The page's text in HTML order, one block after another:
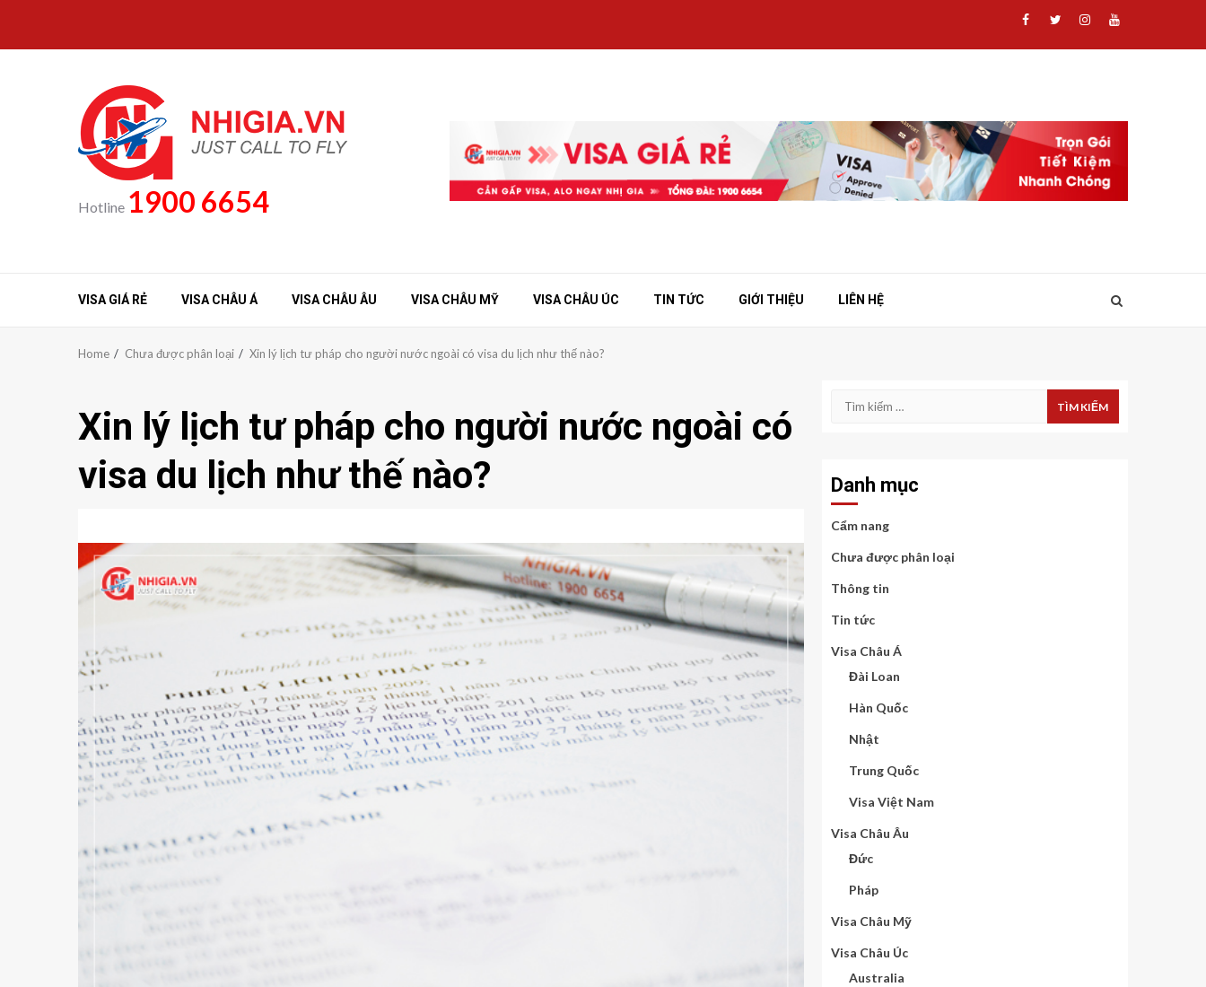
content
Facebook
TwitterInstagram
Youtube
Hotline 1900 6654
VISA GIÁ RẺ VISA CHÂU Á VISA CHÂU ÂU VISA CHÂU MỸ VISA CHÂU ÚC TIN TỨC GIỚI THIỆU LIÊN HỆ
Home Chưa được phân loại Xin lý lịch tư pháp cho người nước ngoài có visa du lịch như thế nào?
Xin lý lịch tư pháp cho người nước ngoài có
visa du lịch như thế nào?
Tìm
Danh mục
Cẩm nang
Chưa được phân loại
Thông tin
Tin tức
Visa Châu Á
Đài Loan
Hàn Quốc
Nhật
Trung Quốc
Visa Việt Nam
Visa Châu Âu
Đức
Pháp
Visa Châu Mỹ
Visa Châu Úc
Australia